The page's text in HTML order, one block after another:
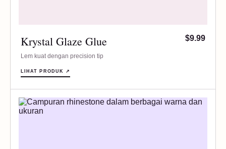
Krystal Glaze Glue
Lem kuat dengan precision tip
$9.99
LIHAT PRODUK ↗